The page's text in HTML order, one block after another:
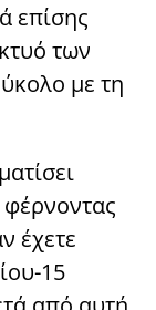
επίσης
των
με τη
έχετε
15